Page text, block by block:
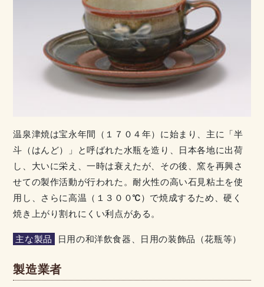
温泉津焼は宝永年間（１７０４年）に始まり、主に「半
斗（はんど）」と呼ばれた水瓶を造り、日本各地に出荷
し、大いに栄え、一時は衰えたが、その後、窯を再興さ
せての製作活動が行われた。耐火性の高い石見粘土を使
用し、さらに高温（１３００℃）で焼成するため、硬く
焼き上がり割れにくい利点がある。
主な製品 日用の和洋飲食器、日用の装飾品（花瓶等）
製造業者